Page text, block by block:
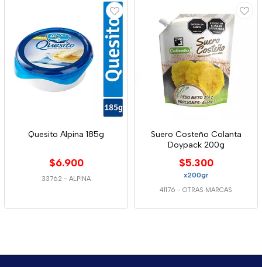
Quesito Alpina 185g
$6.900
33762 - ALPINA
Suero Costeño Colanta
Doypack 200g
$5.300
x200gr
41176 - OTRAS MARCAS